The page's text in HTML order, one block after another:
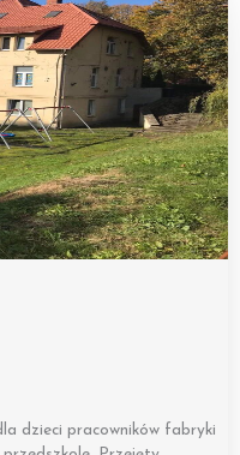
dzieci pracowników fabryki